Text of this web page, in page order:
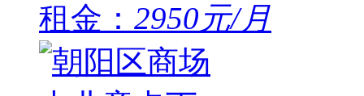
租金： 2950元/月